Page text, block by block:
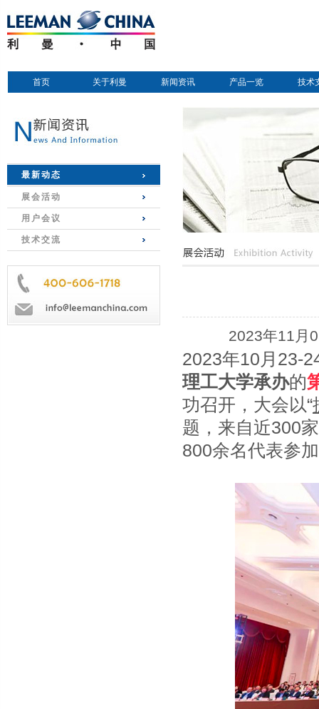
首页 关于利曼 新闻资讯 产品一览 技术
最新动态
展会活动
用户会议
技术交流
2023年11月
2023年10月23-
理工大学承办的
功召开，大会以“
题，来自近300
800余名代表参